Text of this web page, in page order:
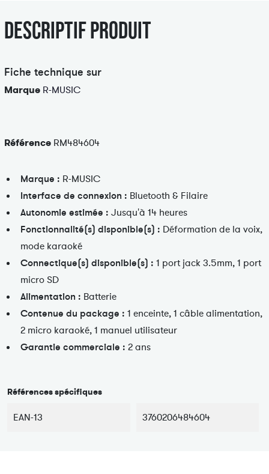
e
u
Descriptif produit
Fiche technique sur
Marque R-MUSIC
Référence RM484604
Marque : R-MUSIC
Interface de connexion : Bluetooth & Filaire
Autonomie estimée : Jusqu'à 14 heures
Fonctionnalité(s) disponible(s) : Déformation de la voix,
mode karaoké
Connectique(s) disponible(s) : 1 port jack 3.5mm, 1 port
micro SD
Alimentation : Batterie
Contenue du package : 1 enceinte, 1 câble alimentation,
2 micro karaoké, 1 manuel utilisateur
Garantie commerciale : 2 ans
Références spécifiques
EAN-13 3760206484604